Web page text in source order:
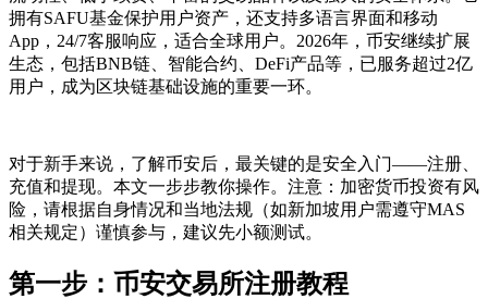
拥有SAFU基金保护用户资产，还支持多语言界面和移动
App，24/7客服响应，适合全球用户。2026年，币安继续扩展
生态，包括BNB链、智能合约、DeFi产品等，已服务超过2亿
用户，成为区块链基础设施的重要一环。
对于新手来说，了解币安后，最关键的是安全入门——注册、
充值和提现。本文一步步教你操作。注意：加密货币投资有风
险，请根据自身情况和当地法规（如新加坡用户需遵守MAS
相关规定）谨慎参与，建议先小额测试。
第一步：币安交易所注册教程